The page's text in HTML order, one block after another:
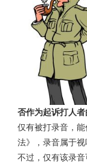
否作为起诉打人
仅有被打录音，
法》，录音属于视
不过，仅有该录